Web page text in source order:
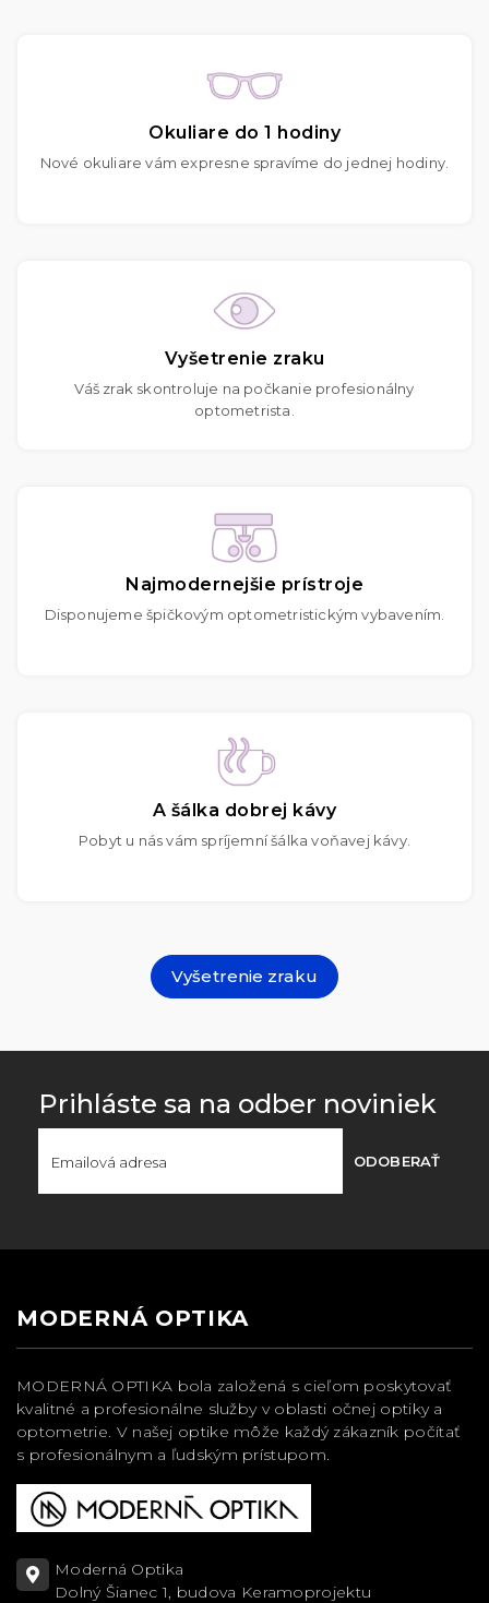
Okuliare do 1 hodiny
Nové okuliare vám expresne spravíme do jednej hodiny.
Vyšetrenie zraku
Váš zrak skontroluje na počkanie profesionálny
optometrista.
Najmodernejšie prístroje
Disponujeme špičkovým optometristickým vybavením.
A šálka dobrej kávy
Pobyt u nás vám spríjemní šálka voňavej kávy.
Vyšetrenie zraku
Prihláste sa na odber noviniek
ODOBERAŤ
MODERNÁ OPTIKA
MODERNÁ OPTIKA bola založená s cieľom poskytovať
kvalitné a profesionálne služby v oblasti očnej optiky a
optometrie. V našej optike môže každý zákazník počítať
s profesionálnym a ľudským prístupom.
Moderná Optika
Dolný Šianec 1, budova Keramoprojektu